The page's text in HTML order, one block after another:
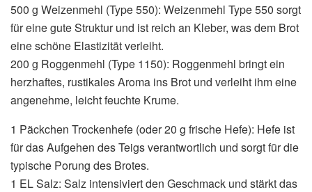
500 g Weizenmehl (Type 550): Weizenmehl Type 550 sorgt
für eine gute Struktur und ist reich an Kleber, was dem Brot
eine schöne Elastizität verleiht.
200 g Roggenmehl (Type 1150): Roggenmehl bringt ein
herzhaftes, rustikales Aroma ins Brot und verleiht ihm eine
angenehme, leicht feuchte Krume.
1 Päckchen Trockenhefe (oder 20 g frische Hefe): Hefe ist
für das Aufgehen des Teigs verantwortlich und sorgt für die
typische Porung des Brotes.
1 EL Salz: Salz intensiviert den Geschmack und stärkt das